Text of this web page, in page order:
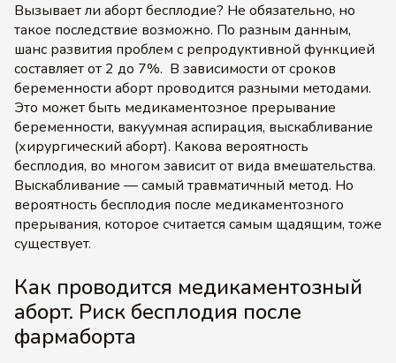
Вызывает ли аборт бесплодие? Не обязательно, но
такое последствие возможно. По разным данным,
шанс развития проблем с репродуктивной функцией
составляет от 2 до 7%. В зависимости от сроков
беременности аборт проводится разными методами.
Это может быть медикаментозное прерывание
беременности, вакуумная аспирация, выскабливание
(хирургический аборт). Какова вероятность
бесплодия, во многом зависит от вида вмешательства.
Выскабливание — самый травматичный метод. Но
вероятность бесплодия после медикаментозного
прерывания, которое считается самым щадящим, тоже
существует.
Как проводится медикаментозный
аборт. Риск бесплодия после
фармаборта